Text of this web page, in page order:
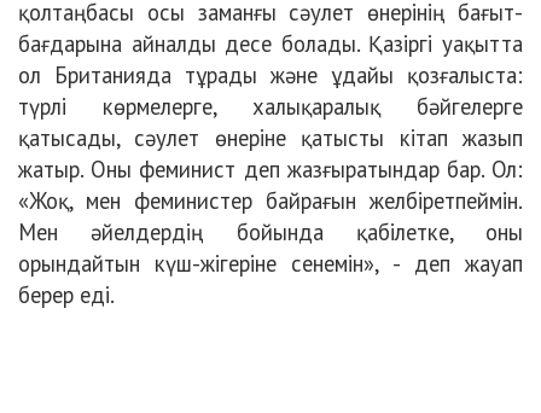
қолтаңбасы осы заманғы сәулет өнерінің бағыт-
бағдарына айналды десе болады. Қазіргі уақытта
ол Британияда тұрады және ұдайы қозғалыста:
түрлі көрмелерге, халықаралық бәйгелерге
қатысады, сәулет өнеріне қатысты кітап жазып
жатыр. Оны феминист деп жазғыратындар бар. Ол:
«Жоқ, мен феминистер байрағын желбіретпеймін.
Мен әйелдердің бойында қабілетке, оны
орындайтын күш-жігеріне сенемін», - деп жауап
берер еді.